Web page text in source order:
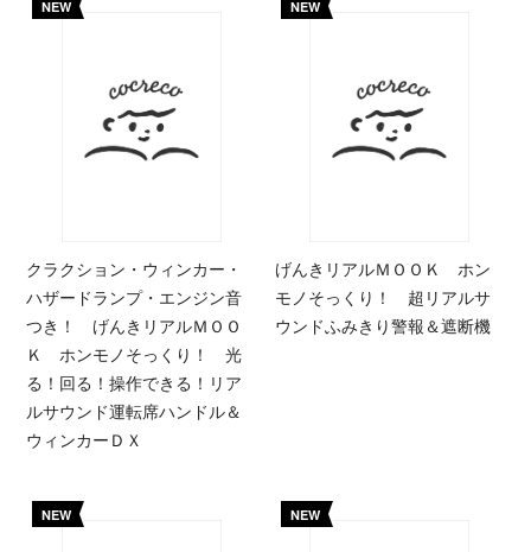
NEW
クラクション・ウィンカー・
ハザードランプ・エンジン音
つき！ げんきリアルＭＯＯ
Ｋ ホンモノそっくり！ 光
る！回る！操作できる！リア
ルサウンド運転席ハンドル＆
ウィンカーＤＸ
NEW
げんきリアルＭＯＯＫ ホン
モノそっくり！ 超リアルサ
ウンドふみきり警報＆遮断機
NEW NEW